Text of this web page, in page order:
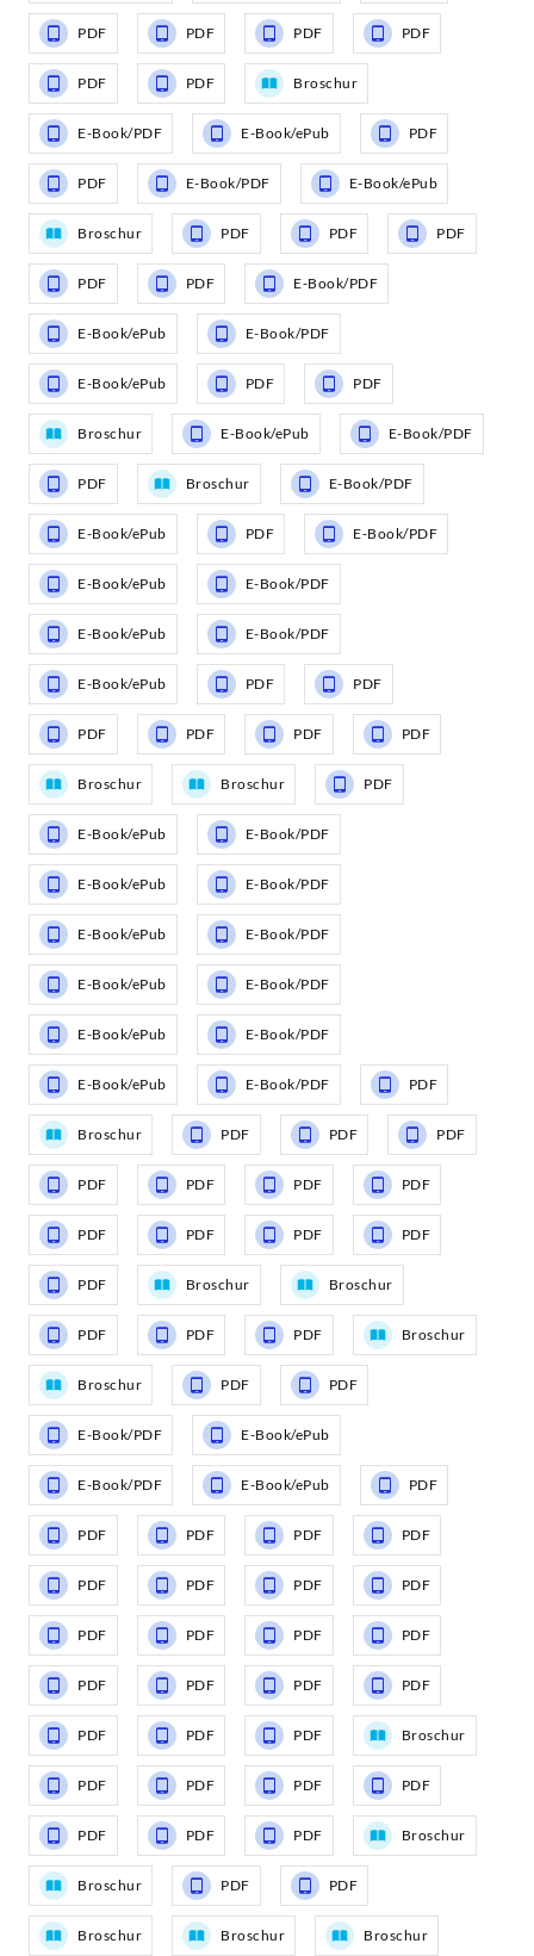
PDF PDF PDF PDF
PDF PDF Broschur
E-Book/PDF E-Book/ePub PDF
PDF E-Book/PDF E-Book/ePub
Broschur PDF PDF PDF
PDF PDF E-Book/PDF
E-Book/ePub E-Book/PDF
E-Book/ePub PDF PDF
Broschur E-Book/ePub E-Book/PDF
PDF Broschur E-Book/PDF
E-Book/ePub PDF E-Book/PDF
E-Book/ePub E-Book/PDF
E-Book/ePub E-Book/PDF
E-Book/ePub PDF PDF
PDF PDF PDF PDF
Broschur Broschur PDF
E-Book/ePub E-Book/PDF
E-Book/ePub E-Book/PDF
E-Book/ePub E-Book/PDF
E-Book/ePub E-Book/PDF
E-Book/ePub E-Book/PDF
E-Book/ePub E-Book/PDF PDF
Broschur PDF PDF PDF
PDF PDF PDF PDF
PDF PDF PDF PDF
PDF Broschur Broschur
PDF PDF PDF Broschur
Broschur PDF PDF
E-Book/PDF E-Book/ePub
E-Book/PDF E-Book/ePub PDF
PDF PDF PDF PDF
PDF PDF PDF PDF
PDF PDF PDF PDF
PDF PDF PDF PDF
PDF PDF PDF Broschur
PDF PDF PDF PDF
PDF PDF PDF Broschur
Broschur PDF PDF
Broschur Broschur Broschur